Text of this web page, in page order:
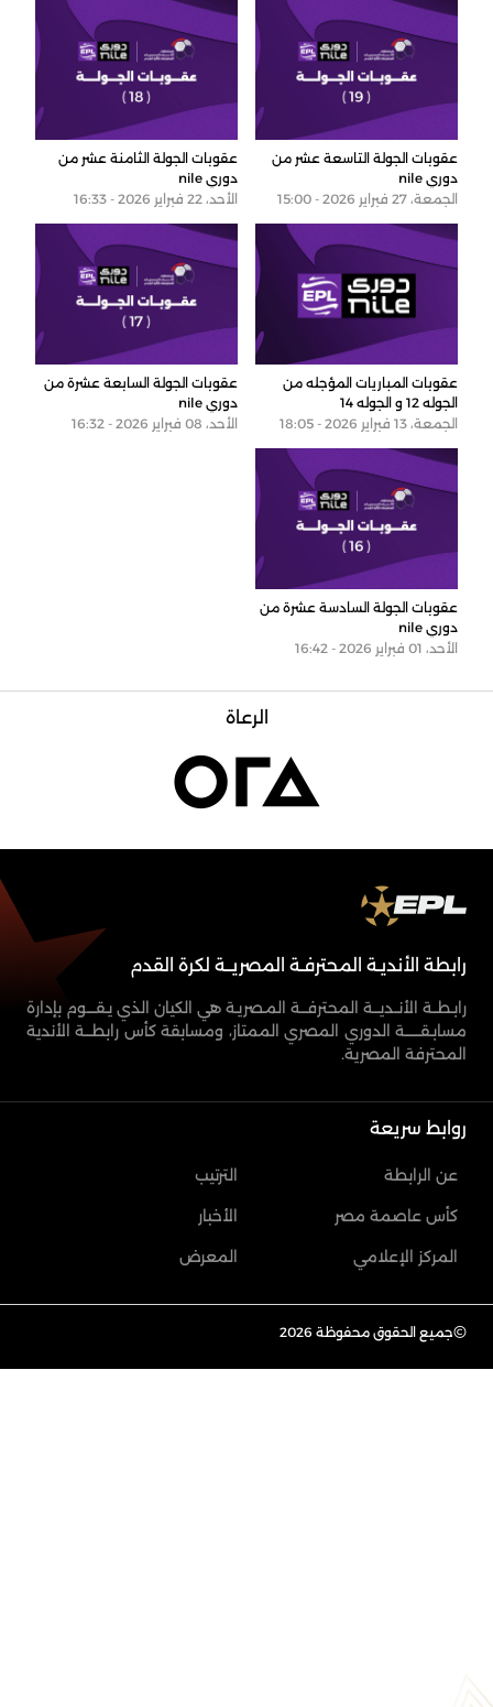
عقوبات الجولة التاسعة عشر من
دوري nile
الجمعة، 27 فبراير 2026 - 15:00
عقوبات الجولة الثامنة عشر من
دوري nile
الأحد، 22 فبراير 2026 - 16:33
عقوبات المباريات المؤجله من
الجوله 12 و الجوله 14
الجمعة، 13 فبراير 2026 - 18:05
عقوبات الجولة السابعة عشرة من
دوري nile
الأحد، 08 فبراير 2026 - 16:32
عقوبات الجولة السادسة عشرة من
دوري nile
الأحد، 01 فبراير 2026 - 16:42
الرعاة
رابطة الأنديـة المحترفـة المصريــة لكرة القدم
رابـطــة الأنــديـــة المحترفـــة المـصريـة هي الكيان الذي يـقــــوم بإدارة
مسابـقـــــــة الدوري المصري الممتاز، ومسابقة كأس رابطـــة الأندية
المحترفة المصرية.
روابط سريعة
عن الرابطة الترتيب
كأس عاصمة مصر الأخبار
المركز الإعلامي المعرض
©جميع الحقوق محفوظة 2026